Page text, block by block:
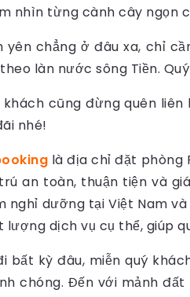
nhìn từng cành cây ngọn
yên chẳng ở đâu xa, chỉ
làn nước sông Tiền.
khách cũng đừng quên
nhé!
là địa chỉ đặt phòng
an toàn, thuận tiện và
nghỉ dưỡng tại Việt Nam
lượng dịch vụ cụ thể, giúp
bất kỳ đâu, miễn quý
chóng. Đến với mảnh